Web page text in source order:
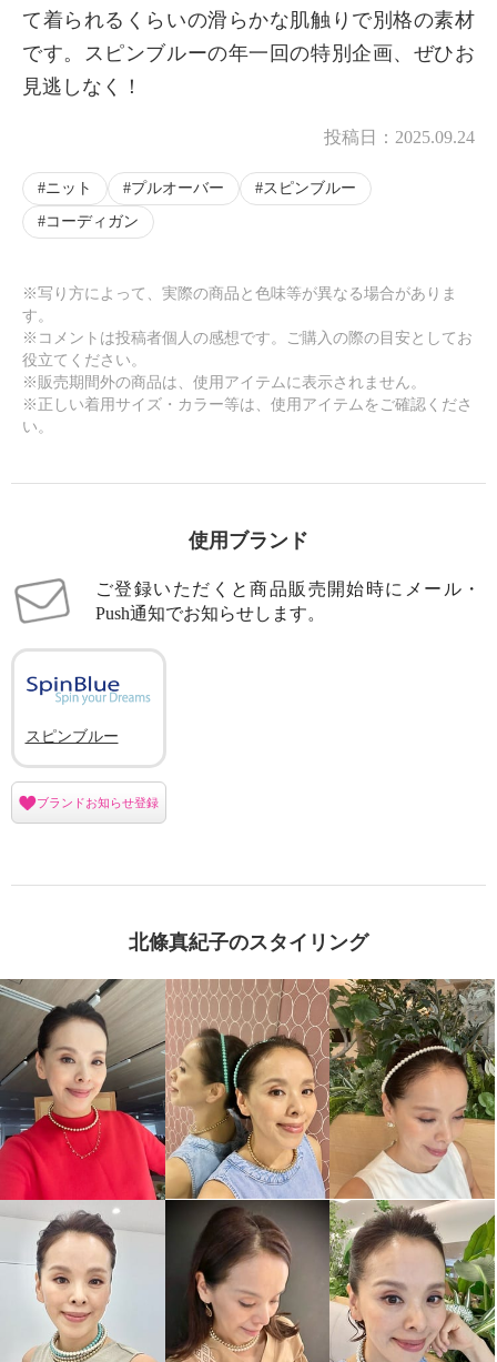
て着られるくらいの滑らかな肌触りで別格の素材
です。スピンブルーの年一回の特別企画、ぜひお
見逃しなく！
投稿日： 2025.09.24
ニット プルオーバー
スピンブルー
コーディガン
※写り方によって、実際の商品と色味等が異なる場合がありま
す。
※コメントは投稿者個人の感想です。ご購入の際の目安としてお
役立てください。
※販売期間外の商品は、使用アイテムに表示されません。
※正しい着用サイズ・カラー等は、使用アイテムをご確認くださ
い。
使用ブランド
ご登録いただくと商品販売開始時にメール・
Push通知でお知らせします。
スピンブルー
ブランドお知らせ登録
北條真紀子のスタイリング